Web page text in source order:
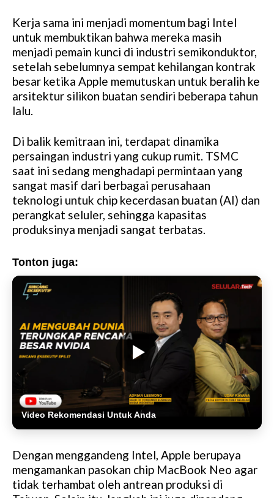
Kerja sama ini menjadi momentum bagi Intel
untuk membuktikan bahwa mereka masih
menjadi pemain kunci di industri semikonduktor,
setelah sebelumnya sempat kehilangan kontrak
besar ketika Apple memutuskan untuk beralih ke
arsitektur silikon buatan sendiri beberapa tahun
lalu.
Di balik kemitraan ini, terdapat dinamika
persaingan industri yang cukup rumit. TSMC
saat ini sedang menghadapi permintaan yang
sangat masif dari berbagai perusahaan
teknologi untuk chip kecerdasan buatan (AI) dan
perangkat seluler, sehingga kapasitas
produksinya menjadi sangat terbatas.
Tonton juga:
Video Rekomendasi Untuk Anda
Dengan menggandeng Intel, Apple berupaya
mengamankan pasokan chip MacBook Neo agar
tidak terhambat oleh antrean produksi di